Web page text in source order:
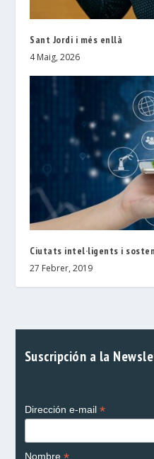
Sant Jordi i més enllà
4 Maig, 2026
Ciutats intel·ligents i
27 Febrer, 2019
Suscripción a la
Dirección e-mail *
Nombre